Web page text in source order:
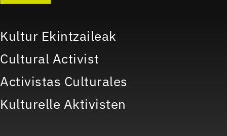
Kultur Ekintzaileak
Cultural Activist
Activistas Culturales
Kulturelle Aktivisten